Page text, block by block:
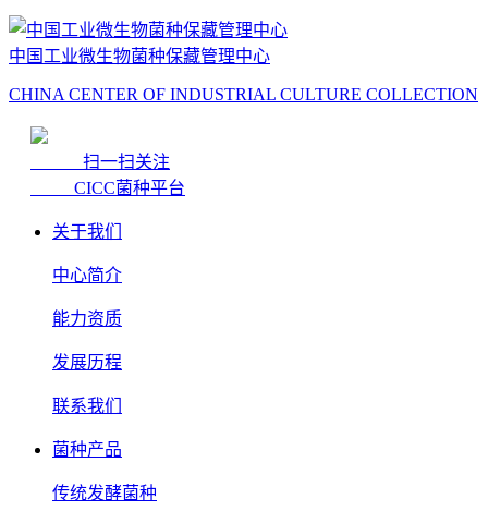
中国工业微生物菌种保藏管理中心
CHINA CENTER OF INDUSTRIAL CULTURE COLLECTION
扫一扫关注
CICC菌种平台
关于我们
中心简介
能力资质
发展历程
联系我们
菌种产品
传统发酵菌种